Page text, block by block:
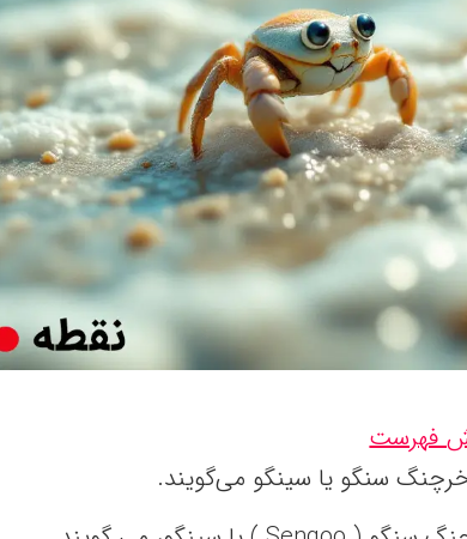
فهرست
سنگو یا سینگو می‌گویند.